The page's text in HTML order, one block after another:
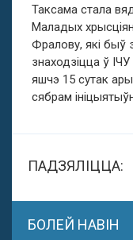
Таксама стала
Маладых
Фралову, які быў
знаходзіцца ў
яшчэ 15 сутак
сябрам
ПАДЗЯЛІЦЦА:
БОЛЕЙ НАВІН